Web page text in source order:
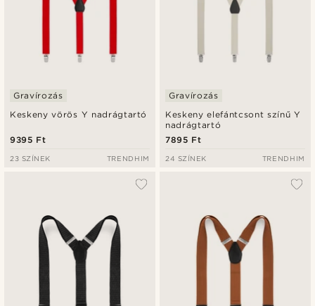
Keskeny vörös Y nadrágtartó
Gravírozás
9395 Ft
23 SZÍNEK TRENDHIM
Keskeny elefántcsont színű Y
nadrágtartó
Gravírozás
7895 Ft
24 SZÍNEK TRENDHIM